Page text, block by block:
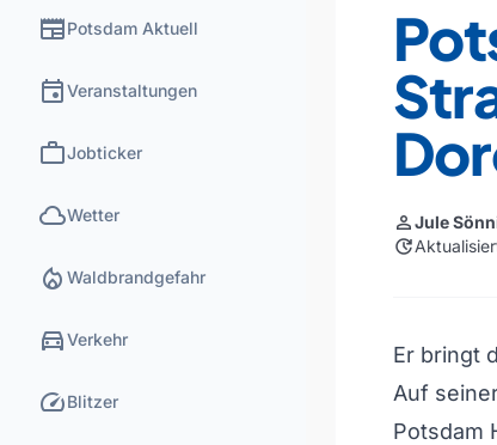
newspaperPotsdam Aktuell
eventVeranstaltungen
workJobticker
cloudWetter
local_fire_department Waldbrandgefahr
directions_carVerkehr
speedBlitzer
personJule
update
Er bringt
Auf
Potsdam